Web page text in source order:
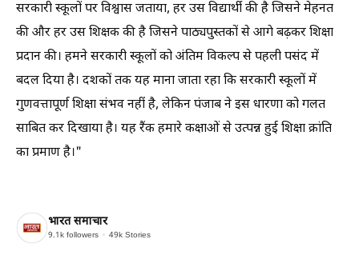
सरकारी स्कूलों पर विश्वास जताया, हर उस विद्यार्थी की है जिसने मेहनत
की और हर उस शिक्षक की है जिसने पाठ्यपुस्तकों से आगे बढ़कर शिक्षा
प्रदान की। हमने सरकारी स्कूलों को अंतिम विकल्प से पहली पसंद में
बदल दिया है। दशकों तक यह माना जाता रहा कि सरकारी स्कूलों में
गुणवत्तापूर्ण शिक्षा संभव नहीं है, लेकिन पंजाब ने इस धारणा को गलत
साबित कर दिखाया है। यह रैंक हमारे कक्षाओं से उत्पन्न हुई शिक्षा क्रांति
का प्रमाण है।"
भारत समाचार
9.1k followers 49k Stories